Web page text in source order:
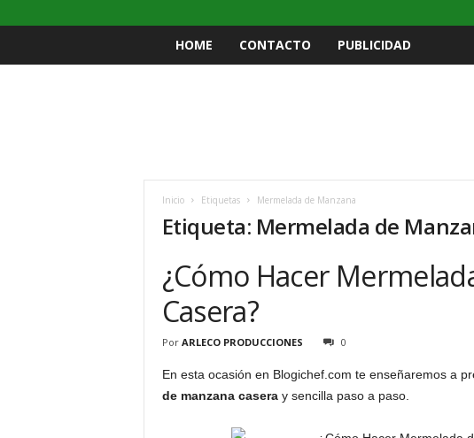
HOME CONTACTO PUBLICIDAD
Inicio Etiquetas Mermelada de Manzana
Etiqueta: Mermelada de
¿Cómo Hacer
Casera?
Por ARLECO PRODUCCIONES 0
En esta ocasión en Blogichef.com te enseñaremos a
de manzana caseray sencilla paso a paso.